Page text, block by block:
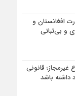
تجارت افغانستان و
و بی‌ثباتی
از اتباع غیرمجاز؛ قانونی
داشته باشد